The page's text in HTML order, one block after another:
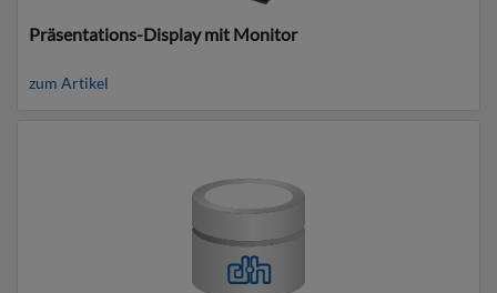
Präsentations-Display mit Monitor
zum Artikel